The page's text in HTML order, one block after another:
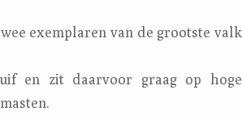
exemplaren van de grootste valk
en zit daarvoor graag op hoge